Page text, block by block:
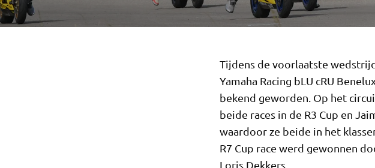
Tijdens de voorlaatste
Yamaha Racing bLU cRU
bekend geworden. Op het
beide races in de R3 Cup en
waardoor ze beide in het
R7 Cup race werd gewonnen
Loris Dekkers.